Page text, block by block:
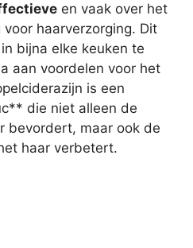
en vaak over het
haarverzorging. Dit
bijna elke keuken te
aan voordelen voor het
is een
die niet alleen de
bevordert, maar ook de
haar verbetert.